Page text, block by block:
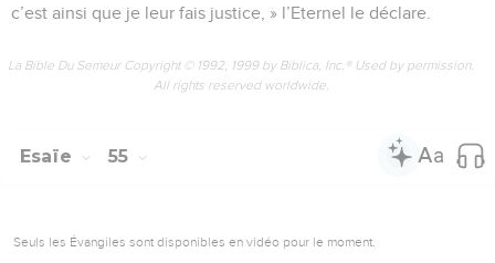
c’est ainsi que je leur fais justice, » l’Eternel le déclare.
La Bible Du Semeur Copyright © 1992, 1999 by Biblica, Inc.® Used by permission.
All rights reserved worldwide.
Esaïe 55
Seuls les Évangiles sont disponibles en vidéo pour le moment.